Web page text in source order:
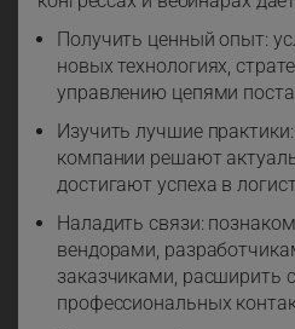
Получить ценный опыт:
новых технологиях,
управлению цепями
Изучить лучшие
компании решают
достигают успеха в
Наладить связи:
вендорами,
заказчиками, расширить
профессиональных